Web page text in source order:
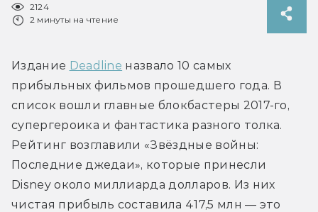
2124
2 минуты на чтение
Издание Deadline назвало 10 самых
прибыльных фильмов прошедшего года. В
список вошли главные блокбастеры 2017-го,
супергероика и фантастика разного толка.
Рейтинг возглавили «Звёздные войны:
Последние джедаи», которые принесли
Disney около миллиарда долларов. Из них
чистая прибыль составила 417,5 млн — это